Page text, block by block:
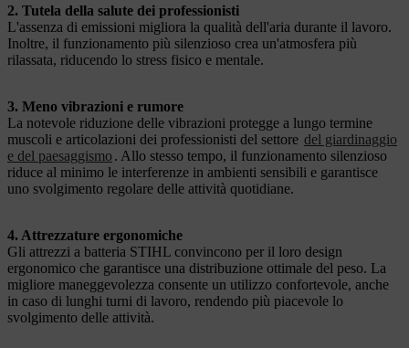
2. Tutela della salute dei professionisti
L'assenza di emissioni migliora la qualità dell'aria durante il lavoro.
Inoltre, il funzionamento più silenzioso crea un'atmosfera più
rilassata, riducendo lo stress fisico e mentale.
3. Meno vibrazioni e rumore
La notevole riduzione delle vibrazioni protegge a lungo termine
muscoli e articolazioni dei professionisti del settore del giardinaggio
e del paesaggismo . Allo stesso tempo, il funzionamento silenzioso
riduce al minimo le interferenze in ambienti sensibili e garantisce
uno svolgimento regolare delle attività quotidiane.
4. Attrezzature ergonomiche
Gli attrezzi a batteria STIHL convincono per il loro design
ergonomico che garantisce una distribuzione ottimale del peso. La
migliore maneggevolezza consente un utilizzo confortevole, anche
in caso di lunghi turni di lavoro, rendendo più piacevole lo
svolgimento delle attività.